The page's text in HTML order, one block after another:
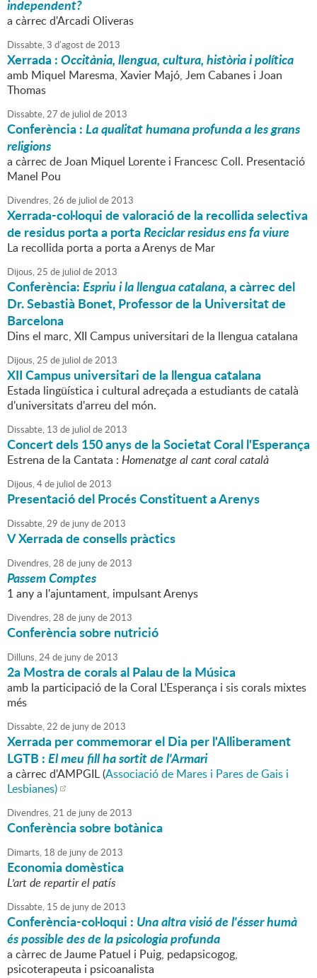
independent?
a càrrec d'Arcadi Oliveras
Dissabte,3 d'agostde2013
Xerrada :Occitània, llengua, cultura, història i política
amb Miquel Maresma, Xavier Majó, Jem Cabanes i Joan
Thomas
Dissabte,27 de juliol de2013
Conferència :La qualitat humana profunda a les grans
religions
a càrrec de Joan Miquel Lorente i Francesc Coll. Presentació
Manel Pou
Divendres,26 de juliol de2013
Xerrada-col·loqui de valoració de la recollida selectiva
de residus porta a portaReciclar residus ens fa viure
La recollida porta a porta a Arenys de Mar
Dijous,25 de juliol de2013
Conferència:Espriu i la llengua catalana,a càrrec del
Dr. Sebastià Bonet, Professor de la Universitat de
Barcelona
Dins el marc, XII Campus universitari de la llengua catalana
Dijous,25 de juliol de2013
XII Campus universitari de la llengua catalana
Estada lingüística i cultural adreçada a estudiants de català
d'universitats d'arreu del món.
Dissabte, 13 de juliol de2013
Concert dels 150 anys de la Societat Coral l'Esperança
Estrena de la Cantata : Homenatge al cant coral català
Dijous,4de juliol de2013
Presentació del Procés Constituent a Arenys
Dissabte,29 de junyde2013
V Xerrada de consells pràctics
Divendres,28 de junyde2013
Passem Comptes
1 any a l'ajuntament, impulsant Arenys
Divendres,28 de junyde2013
Conferència sobre nutrició
Dilluns,24de junyde2013
2a Mostra de corals al Palau de la Música
amb la participació de la Coral L'Esperança i sis corals mixtes
més
Dissabte,22 de junyde2013
Xerrada per commemorar el Dia per l'Alliberament
LGTB :El meu fill ha sortit de l'Armari
a càrrec d'AMPGIL (Associació de Mares i Pares de Gais i
Lesbianes)
Divendres,21 de junyde2013
Conferència sobre botànica
Dimarts, 18 de junyde2013
Economia domèstica
L'art de repartir el patís
Dissabte, 15 de junyde2013
Conferència-col·loqui : Una altra visió de l'ésser humà
és possible des de la psicologia profunda
a càrrec de Jaume Patuel i Puig, pedapsicogog,
psicoterapeuta i psicoanalista